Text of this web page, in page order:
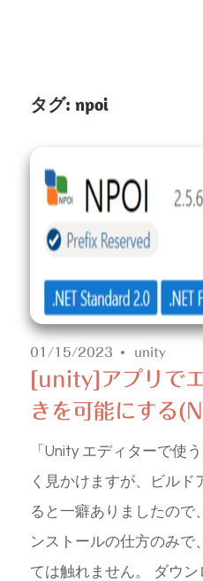
タグ: npoi
01/15/2023 unity
[unity]アプリで
きを可能にする
「Unity エディターで使
く見かけますが、ビルド
ると一癖ありましたので
ンストールの仕方のみで
ては触れません。 ダウン